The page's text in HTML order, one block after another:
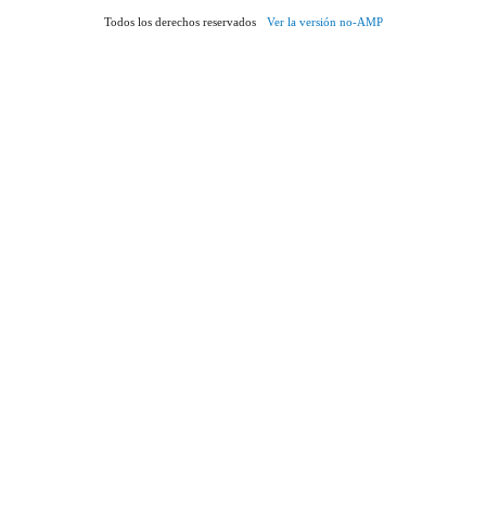
Todos los derechos reservados Ver la versión no-AMP